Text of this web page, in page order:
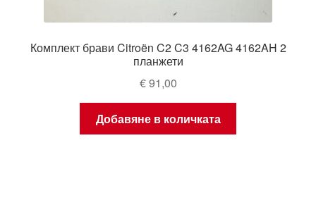
Комплект брави Citroën C2 C3 4162AG 4162AH 2
планжети
€91,00
Добавяне в количката